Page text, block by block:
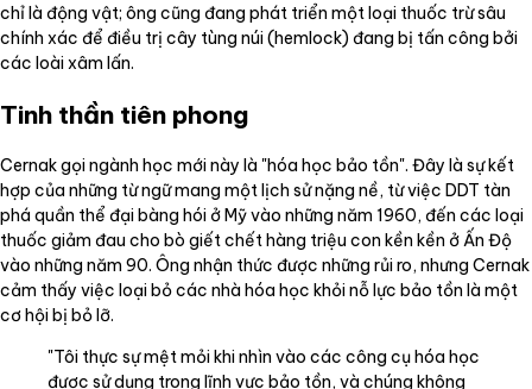
chỉ là động vật; ông cũng đang phát triển một loại thuốc trừ sâu
chính xác để điều trị cây tùng núi (hemlock) đang bị tấn công bởi
các loài xâm lấn.
Tinh thần tiên phong
Cernak gọi ngành học mới này là "hóa học bảo tồn". Đây là sự kết
hợp của những từ ngữ mang một lịch sử nặng nề, từ việc DDT tàn
phá quần thể đại bàng hói ở Mỹ vào những năm 1960, đến các loại
thuốc giảm đau cho bò giết chết hàng triệu con kền kền ở Ấn Độ
vào những năm 90. Ông nhận thức được những rủi ro, nhưng Cernak
cảm thấy việc loại bỏ các nhà hóa học khỏi nỗ lực bảo tồn là một
cơ hội bị bỏ lỡ.
"Tôi thực sự mệt mỏi khi nhìn vào các công cụ hóa học
được sử dụng trong lĩnh vực bảo tồn, và chúng không